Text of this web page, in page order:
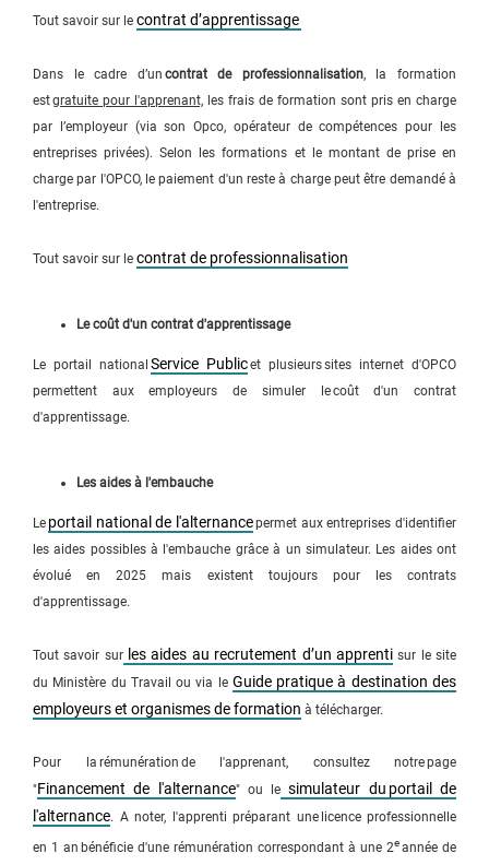
Tout savoir sur le contrat d’apprentissage
Dans le cadre d’un contrat de professionnalisation, la formation
estgratuite pour l'apprenant, les frais de formation sont pris en charge
par l’employeur (via son Opco, opérateur de compétences pour les
entreprises privées). Selon les formations et le montant de prise en
charge par l'OPCO, le paiement d'un reste à charge peut être demandé à
l'entreprise.
Tout savoir sur le contrat de professionnalisation
Le coût d'un contrat d'apprentissage
Le portail national Service Publicet plusieurs sites internet d'OPCO
permettent aux employeurs de simuler le coût d'un contrat
d'apprentissage.
Les aides à l'embauche
Le portail national de l'alternancepermet aux entreprises d'identifier
les aides possibles à l'embauche grâce à un simulateur. Les aides ont
évolué en 2025 mais existent toujours pour les contrats
d'apprentissage.
Tout savoir surles aides au recrutement d’un apprentisur le site
du Ministère du Travail ou via le Guide pratique à destination des
employeurs et organismes de formation à télécharger.
Pour la rémunération de l'apprenant, consultez notre page
"Financement de l'alternance" ou le simulateur du portail de
l'alternance. A noter, l'apprenti préparant une licence professionnelle
en 1 an bénéficie d'une rémunération correspondant à une 2eannée de